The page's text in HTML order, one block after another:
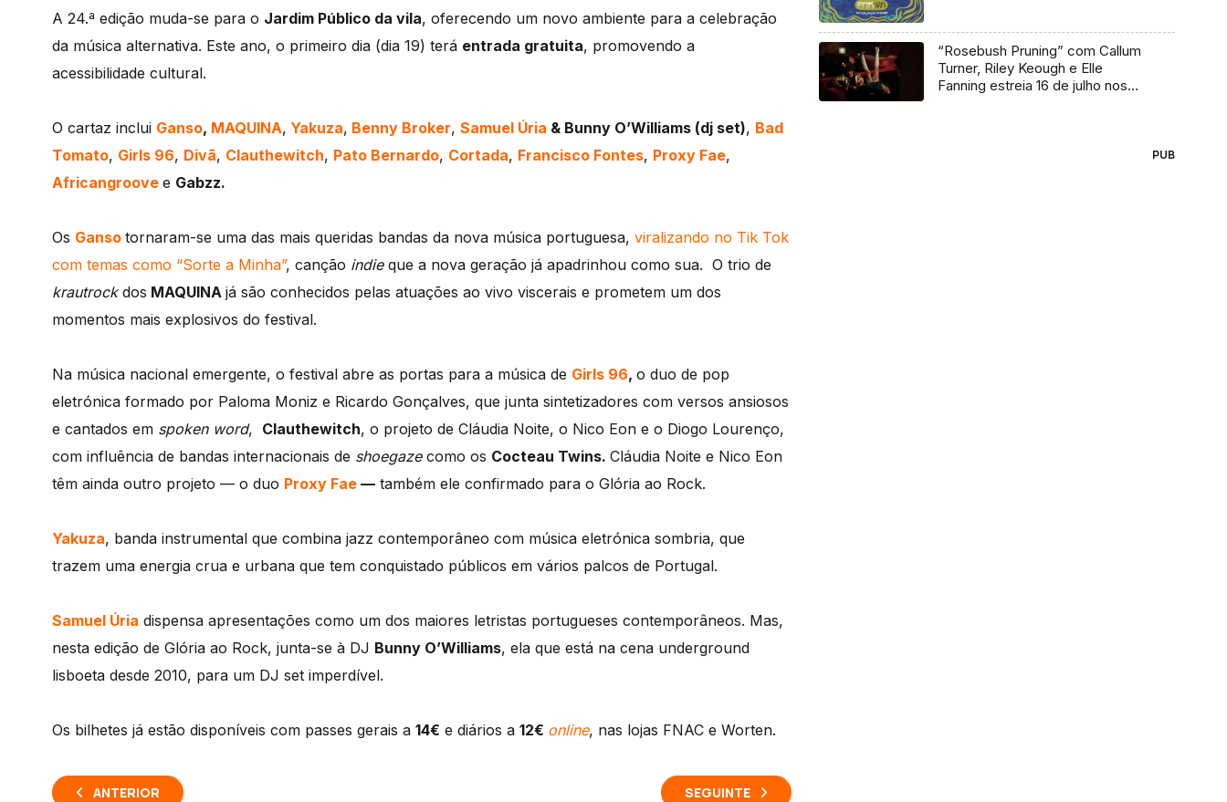
A 24.ª edição muda-se para o Jardim Público da vila, oferecendo um novo ambiente para a celebração
da música alternativa. Este ano, o primeiro dia (dia 19) terá entrada gratuita, promovendo a
acessibilidade cultural.
O cartaz inclui Ganso, MAQUINA, Yakuza, Benny Broker, Samuel Úria & Bunny O’Williams (dj set), Bad
Tomato, Girls 96, Divã, Clauthewitch, Pato Bernardo, Cortada, Francisco Fontes, Proxy Fae,
Africangroove e Gabzz.
Os Ganso tornaram-se uma das mais queridas bandas da nova música portuguesa, viralizando no Tik Tok
com temas como “Sorte a Minha”, canção indieque a nova geração já apadrinhou como sua. O trio de
krautrockdos MAQUINA já são conhecidos pelas atuações ao vivo viscerais e prometem um dos
momentos mais explosivos do festival.
Na música nacional emergente, o festival abre as portas para a música de Girls 96, o duo de pop
eletrónica formado por Paloma Moniz e Ricardo Gonçalves, que junta sintetizadores com versos ansiosos
e cantados em spoken word, Clauthewitch, o projeto de Cláudia Noite, o Nico Eon e o Diogo Lourenço,
com influência de bandas internacionais de shoegazecomo os Cocteau Twins. Cláudia Noite e Nico Eon
têm ainda outro projeto — o duo Proxy Fae — também ele confirmado para o Glória ao Rock.
Yakuza, banda instrumental que combina jazz contemporâneo com música eletrónica sombria, que
trazem uma energia crua e urbana que tem conquistado públicos em vários palcos de Portugal.
Samuel Úria dispensa apresentações como um dos maiores letristas portugueses contemporâneos. Mas,
nesta edição de Glória ao Rock, junta-se à DJ Bunny O’Williams, ela que está na cena underground
lisboeta desde 2010, para um DJ set imperdível.
Os bilhetes já estão disponíveis com passes gerais a 14€ e diários a 12€ online, nas lojas FNAC e Worten.
ANTERIOR SEGUINTE
“Rosebush Pruning” com Callum
Turner, Riley Keough e Elle
Fanning estreia 16 de julho nos
PUB